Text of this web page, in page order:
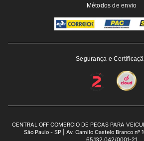
Métodos de envio
Segurança e
CENTRAL OFF COMERCIO DE PECAS PARA
São Paulo - SP | Av. Camilo Castelo Branco nº
65.132.042/0001-21